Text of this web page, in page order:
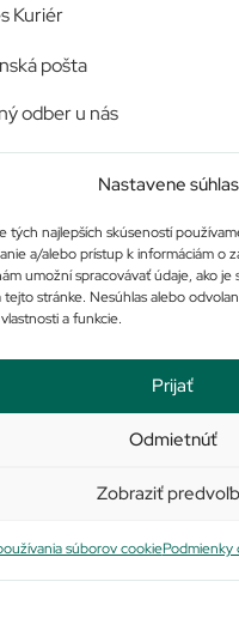
Nastavene
tých najlepších skúseností
a/alebo prístup k informáciám o
umožní spracovávať údaje, ako je
stránke. Nesúhlas alebo
a funkcie.
Prijať
Odmietnúť
Zobraziť
súborov cookiePodmienky
Kuriér
pošta
odber u nás
produkty
Na sklade
18,40 €
Pridať do